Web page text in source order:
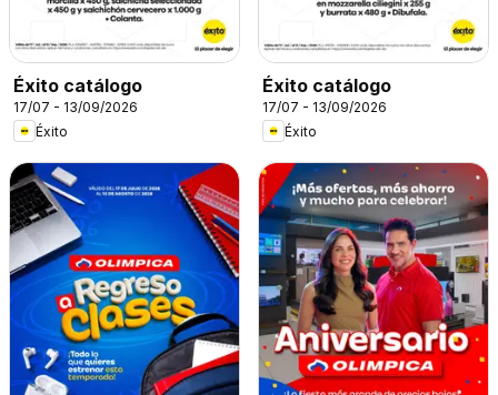
Éxito catálogo
17/07 - 13/09/2026
Éxito
Éxito catálogo
17/07 - 13/09/2026
Éxito